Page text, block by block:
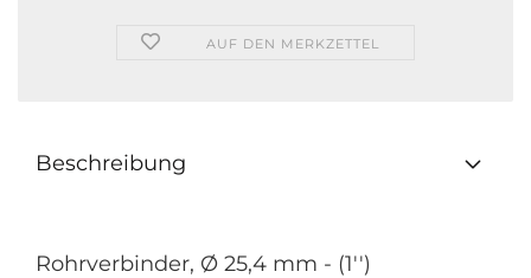
AUF DEN MERKZETTEL
Beschreibung
Rohrverbinder, Ø 25,4 mm - (1'')